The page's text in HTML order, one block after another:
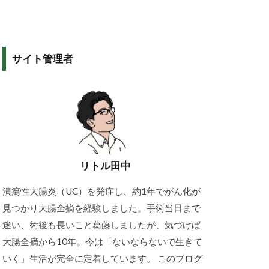
サイト管理者
リトル田中
潰瘍性大腸炎（UC）を発症し、約1年でがん化が
見つかり大腸全摘を経験しました。手術当日まで
迷い、術後も長いこと葛藤しましたが、気づけば
大腸全摘から10年。今は「ないならないで生きて
いく」生活が完全に定着しています。 このブログ